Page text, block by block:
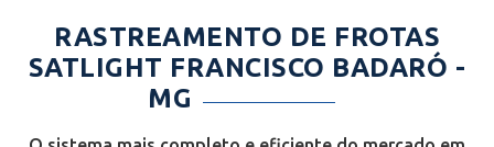
RASTREAMENTO DE FROTAS
SATLIGHT FRANCISCO BADARÓ -
MG